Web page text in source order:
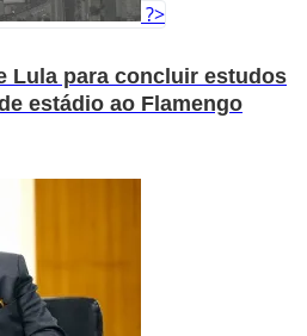
?>
Lula para concluir estudos
estádio ao Flamengo